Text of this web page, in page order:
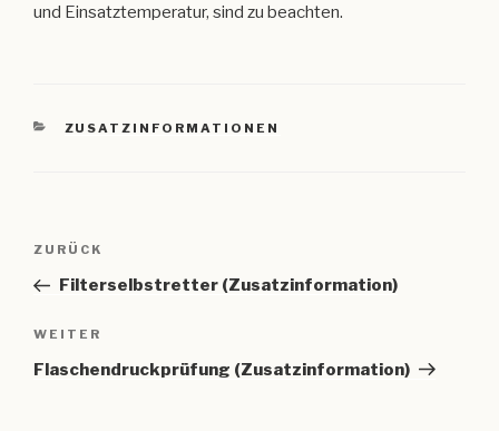
und Einsatztemperatur, sind zu beachten.
KATEGORIEN
ZUSATZINFORMATIONEN
Beitragsnavigation
Vorheriger
Beitrag
ZURÜCK
Filterselbstretter (Zusatzinformation)
Nächster
Beitrag
WEITER
Flaschendruckprüfung (Zusatzinformation)